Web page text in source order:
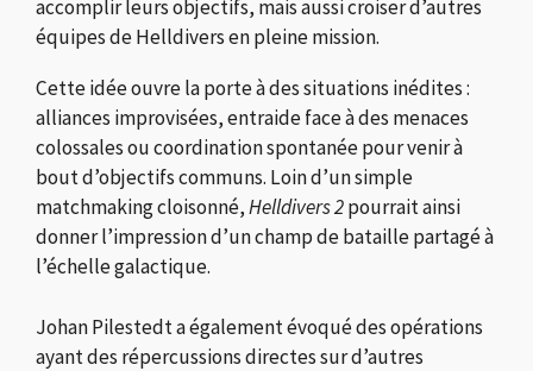
accomplir leurs objectifs, mais aussi croiser d’autres
équipes de Helldivers en pleine mission.
Cette idée ouvre la porte à des situations inédites :
alliances improvisées, entraide face à des menaces
colossales ou coordination spontanée pour venir à
bout d’objectifs communs. Loin d’un simple
matchmaking cloisonné,Helldivers 2pourrait ainsi
donner l’impression d’un champ de bataille partagé à
l’échelle galactique.
Johan Pilestedt a également évoqué des opérations
ayant des répercussions directes sur d’autres